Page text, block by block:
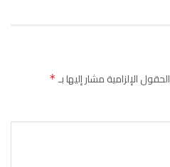
الحقول الإلزامية مشار إليها بـ*